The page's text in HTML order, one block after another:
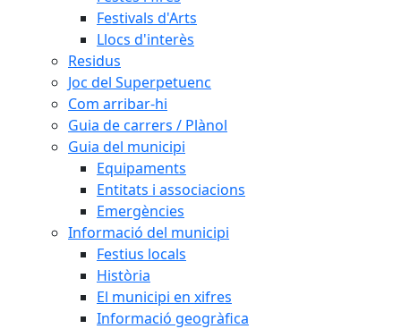
Festivals d'Arts
Llocs d'interès
Residus
Joc del Superpetuenc
Com arribar-hi
Guia de carrers / Plànol
Guia del municipi
Equipaments
Entitats i associacions
Emergències
Informació del municipi
Festius locals
Història
El municipi en xifres
Informació geogràfica